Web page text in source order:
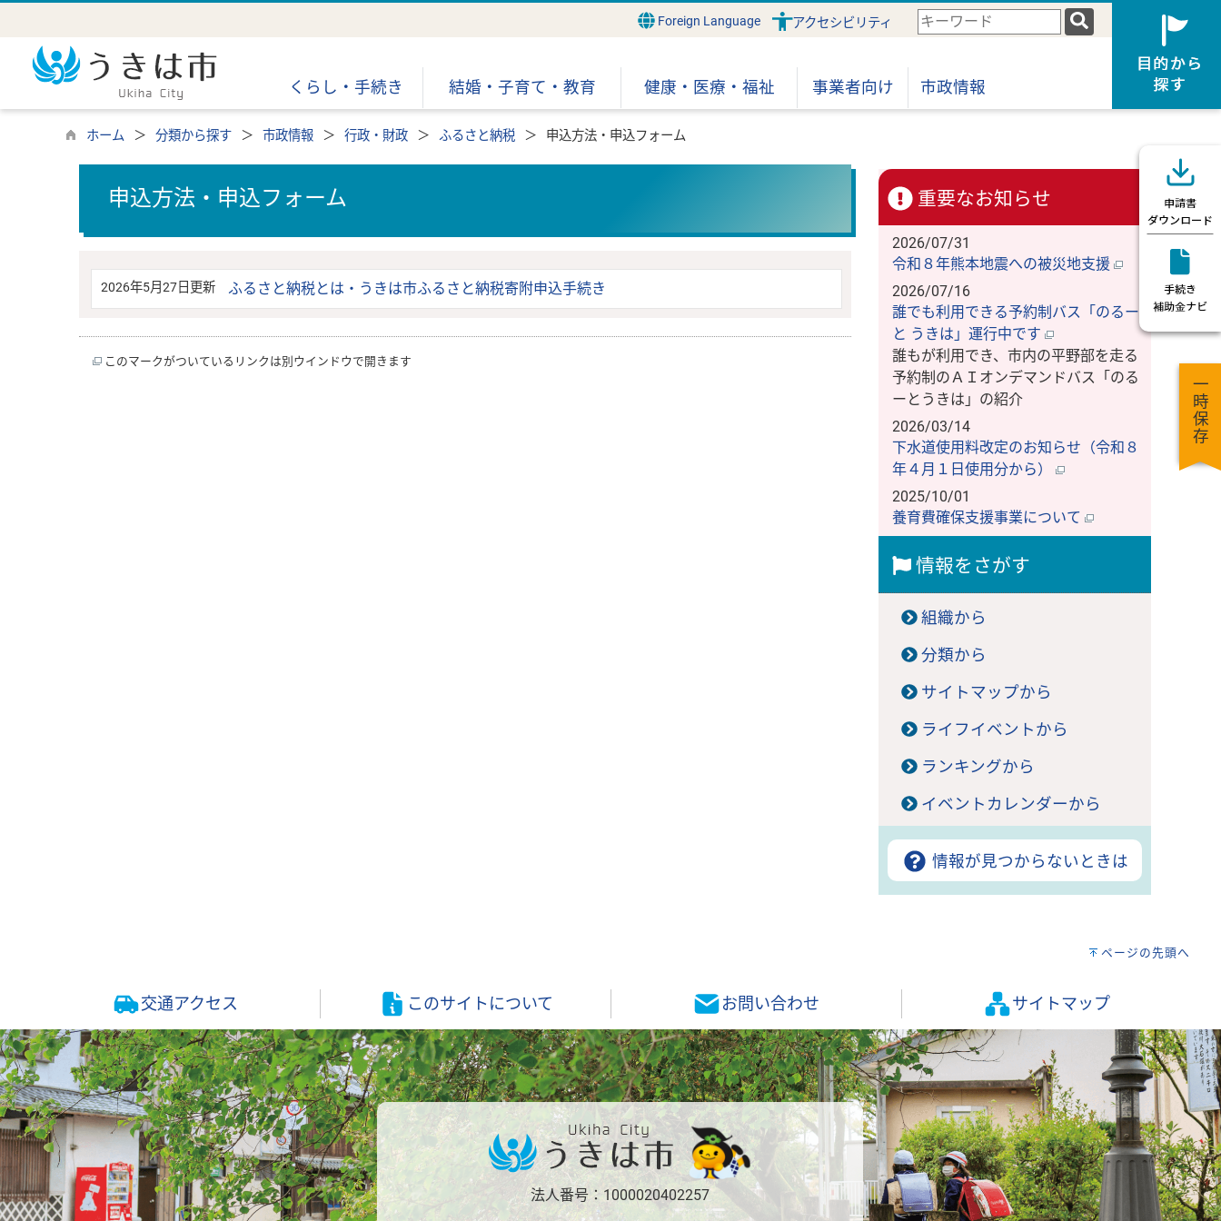
Foreign Language アクセシビリティ
検
ー
ワ
くらし・手続き 結婚・子育て・教育 健康・医療・福祉 事業者向け 市政情報
ホーム 分類から探す 市政情報 行政・財政 ふるさと納税 申込方法・申込フォーム
申込方法・申込フォーム
2026年5月27日更新 ふるさと納税とは・うきは市ふるさと納税寄附申込手続き
このマークがついているリンクは別ウインドウで開きます
重要なお知らせ
2026/07/31
令和８年熊本地震への被災地支援
2026/07/16
誰でも利用できる予約制バス「のるー
と うきは」運行中です
誰もが利用でき、市内の平野部を走る
予約制のＡＩオンデマンドバス「のる
ーとうきは」の紹介
2026/03/14
下水道使用料改定のお知らせ（令和８
年４月１日使用分から）
2025/10/01
養育費確保支援事業について
情報をさがす
組織から
分類から
サイトマップから
ライフイベントから
ランキングから
イベントカレンダーから
情報が見つからないときは
ページの先頭へ
交通アクセス このサイトについて お問い合わせ サイトマップ
法人番号：1000020402257
一時保存